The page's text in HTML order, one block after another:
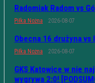
Radomiak Radom vs
Piłka Nożna 2026-08-07
Obecna 16 drużyna
Piłka Nożna 2026-08-07
GKS Katowice w nie
wygrywa 2:0!